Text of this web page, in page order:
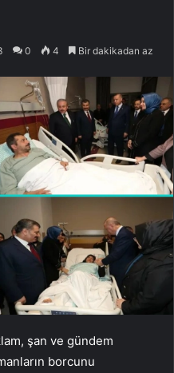
0 4 Bir dakikadan az
şan ve gündem
borcunu